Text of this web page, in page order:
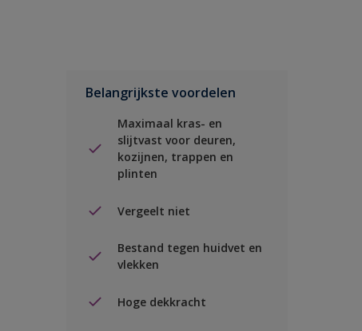
Belangrijkste voordelen
Maximaal kras- en
slijtvast voor deuren,
kozijnen, trappen en
plinten
Vergeelt niet
Bestand tegen huidvet en
vlekken
Hoge dekkracht